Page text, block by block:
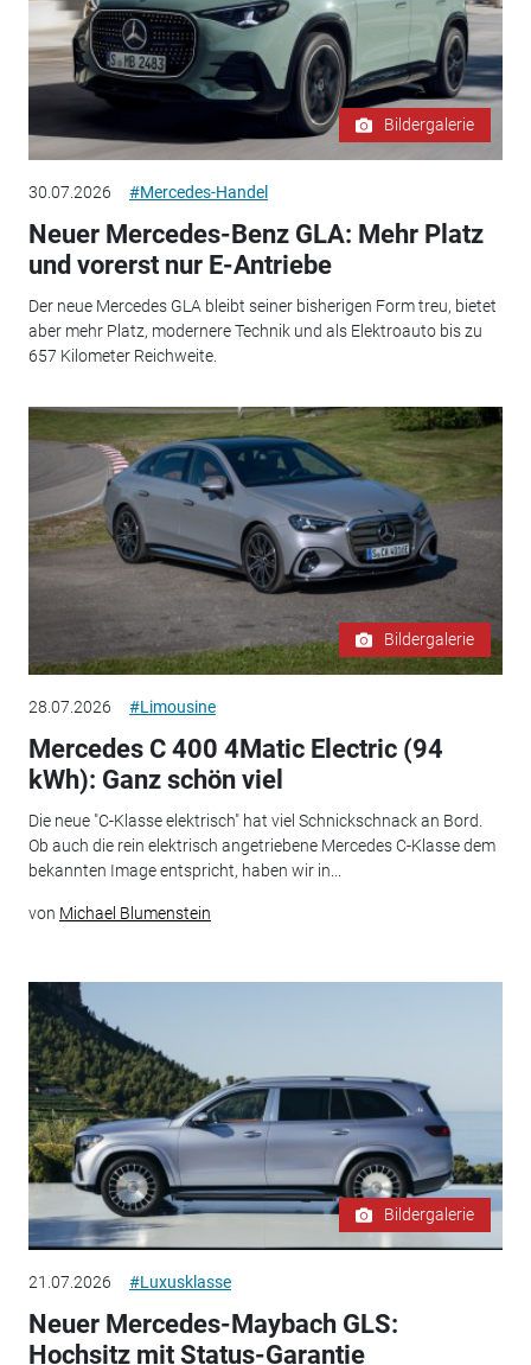
Bildergalerie
30.07.2026 #Mercedes-Handel
Neuer Mercedes-Benz GLA: Mehr Platz
und vorerst nur E-Antriebe
Der neue Mercedes GLA bleibt seiner bisherigen Form treu, bietet
aber mehr Platz, modernere Technik und als Elektroauto bis zu
657 Kilometer Reichweite.
Bildergalerie
28.07.2026 #Limousine
Mercedes C 400 4Matic Electric (94
kWh): Ganz schön viel
Die neue "C-Klasse elektrisch" hat viel Schnickschnack an Bord.
Ob auch die rein elektrisch angetriebene Mercedes C-Klasse dem
bekannten Image entspricht, haben wir in...
von Michael Blumenstein
Bildergalerie
21.07.2026 #Luxusklasse
Neuer Mercedes-Maybach GLS:
Hochsitz mit Status-Garantie